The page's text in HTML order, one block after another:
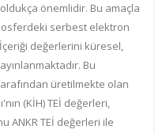
oldukça önemlidir. Bu amaçla
serbest elektron
değerlerini küresel,
Bu
üretilmekte olan
(KİH) TEİ değerleri,
ANKR TEİ değerleri ile